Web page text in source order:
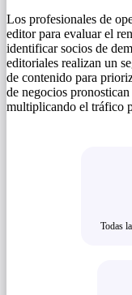
Los profesionales de
editor para evaluar el
identificar socios de
editoriales realizan un
de contenido para
de negocios
multiplicando el tráfico
Todas